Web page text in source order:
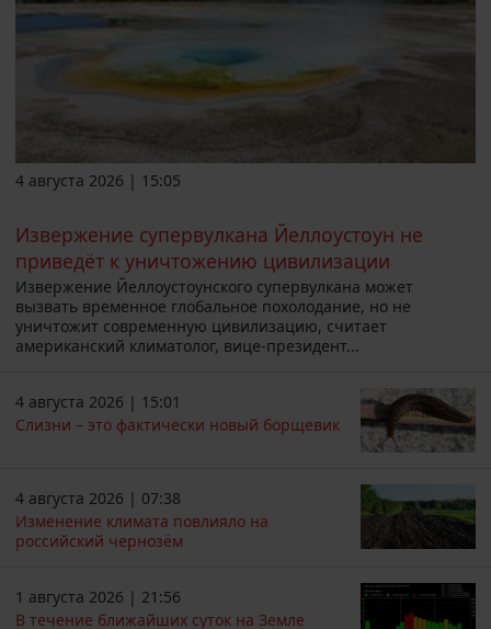
4 августа 2026 | 15:05
Извержение супервулкана Йеллоустоун не
приведёт к уничтожению цивилизации
Извержение Йеллоустоунского супервулкана может
вызвать временное глобальное похолодание, но не
уничтожит современную цивилизацию, считает
американский климатолог, вице-президент...
4 августа 2026 | 15:01
Слизни – это фактически новый борщевик
4 августа 2026 | 07:38
Изменение климата повлияло на
российский чернозём
1 августа 2026 | 21:56
В течение ближайших суток на Земле